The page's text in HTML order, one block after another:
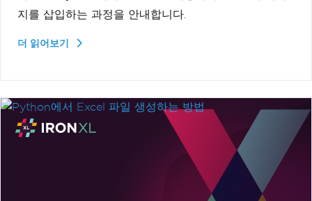
지를 삽입하는 과정을 안내합니다.
더 읽어보기